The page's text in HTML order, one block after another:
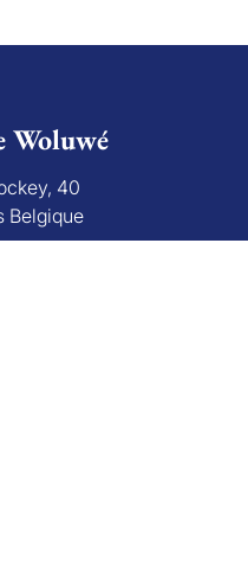
Woluwé
40
Belgique